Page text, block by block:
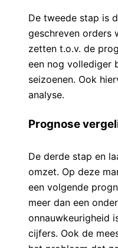
De tweede stap is
geschreven orders
zetten t.o.v. de
een nog vollediger
seizoenen. Ook
analyse.
Prognose
De derde stap en
omzet. Op deze
een volgende
meer dan een
onnauwkeurigheid
cijfers. Ook de